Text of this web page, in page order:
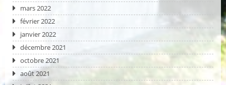
mars 2022
février 2022
janvier 2022
décembre 2021
octobre 2021
août 2021